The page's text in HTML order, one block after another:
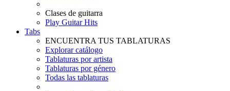
Clases de guitarra
Play Guitar Hits
Tabs
ENCUENTRA TUS TABLATURAS
Explorar catálogo
Tablaturas por artista
Tablaturas por género
Todas las tablaturas